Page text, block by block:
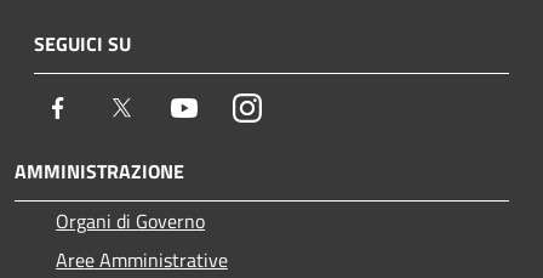
SEGUICI SU
Facebook Twitter YoutubeInstagram
AMMINISTRAZIONE
Organi di Governo
Aree Amministrative